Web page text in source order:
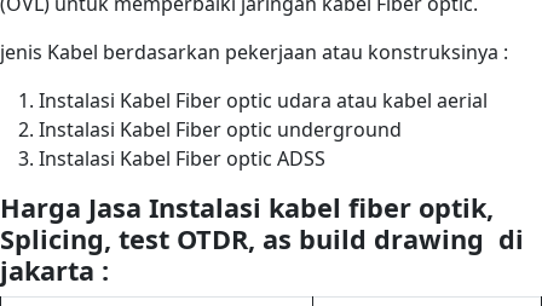
jenis Kabel berdasarkan pekerjaan atau konstruksinya :
Instalasi Kabel Fiber optic udara atau kabel aerial
Instalasi Kabel Fiber optic underground
Instalasi Kabel Fiber optic ADSS
Harga Jasa Instalasi kabel fiber optik,
Splicing, test OTDR, as build drawing di
jakarta :